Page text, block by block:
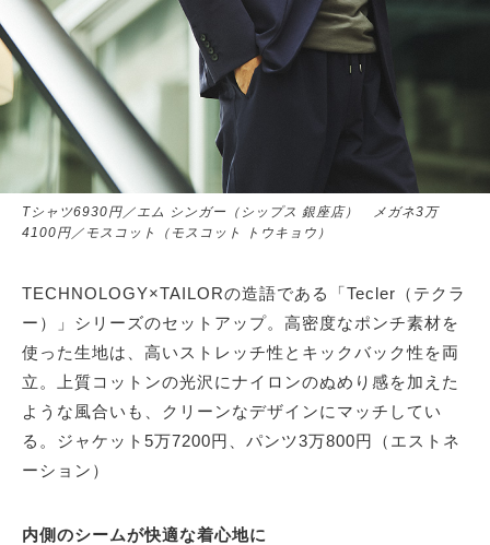
Tシャツ6930円／エム シンガー（シップス 銀座店） メガネ3万
4100円／モスコット（モスコット トウキョウ）
TECHNOLOGY×TAILORの造語である「Tecler（テクラ
ー）」シリーズのセットアップ。高密度なポンチ素材を
使った生地は、高いストレッチ性とキックバック性を両
立。上質コットンの光沢にナイロンのぬめり感を加えた
ような風合いも、クリーンなデザインにマッチしてい
る。ジャケット5万7200円、パンツ3万800円（エストネ
ーション）
内側のシームが快適な着心地に